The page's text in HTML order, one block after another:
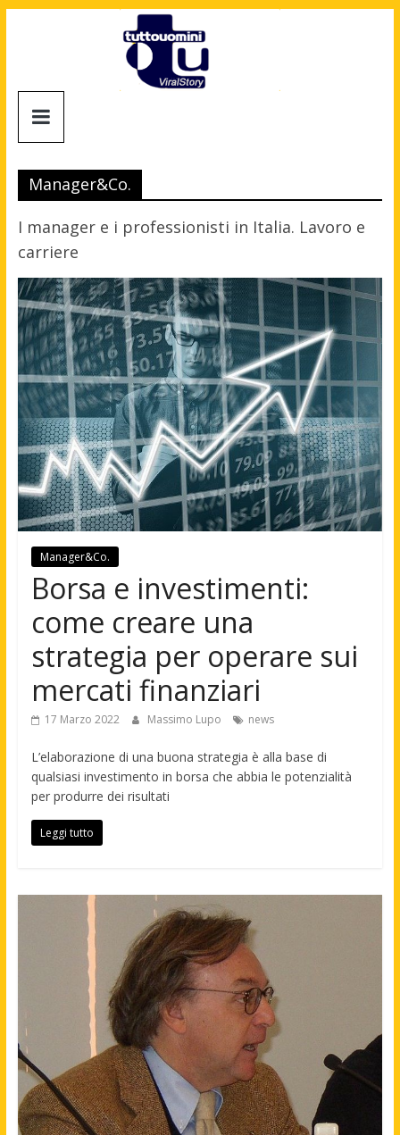
Tuttouomini
Tv,
Cinema,
gay
news
e
la
moda
maschile
Manager&Co.
I manager e i professionisti in Italia. Lavoro e
carriere
Manager&Co.
Borsa e investimenti:
come creare una
strategia per operare sui
mercati finanziari
17 Marzo 2022 Massimo Lupo news
L’elaborazione di una buona strategia è alla base di
qualsiasi investimento in borsa che abbia le potenzialità
per produrre dei risultati
Leggi tutto